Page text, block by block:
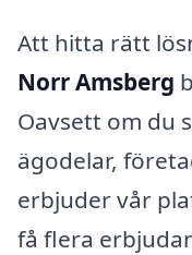
Att hitta rätt
Norr Amsberg
Oavsett om du
ägodelar,
erbjuder vår
få flera